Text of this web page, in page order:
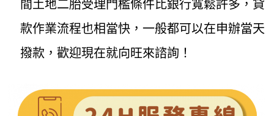
間土地二胎受理門檻條件比銀行寬鬆許多，貸
款作業流程也相當快，一般都可以在申辦當天
撥款，歡迎現在就向旺來諮詢！